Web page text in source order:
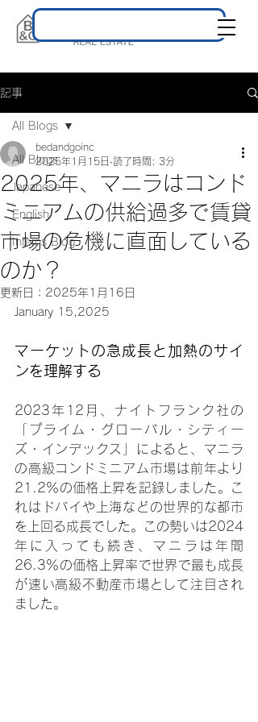
記事
All Blogs
Japanese
English
Interns Blog
All Blogs
2025年、マニラはコンド
ミニアムの供給過多で賃貸
市場の危機に直面している
のか？
bedandgoinc
2025年1月15日 読了時間: 3分
更新日： 2025年1月16日
January 15,2025
マーケットの急成長と加熱のサイ
ンを理解する
2023年12月、ナイトフランク社の
「プライム・グローバル・シティー
ズ・インデックス」によると、マニラ
の高級コンドミニアム市場は前年より
21.2％の価格上昇を記録しました。こ
れはドバイや上海などの世界的な都市
を上回る成長でした。この勢いは2024
年に入っても続き、マニラは年間
26.3％の価格上昇率で世界で最も成長
が速い高級不動産市場として注目され
ました。